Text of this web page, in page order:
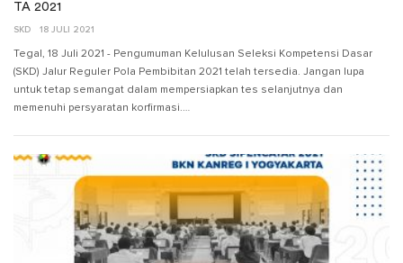
TA 2021
SKD 18 JULI 2021
Tegal, 18 Juli 2021 - Pengumuman Kelulusan Seleksi Kompetensi Dasar
(SKD) Jalur Reguler Pola Pembibitan 2021 telah tersedia. Jangan lupa
untuk tetap semangat dalam mempersiapkan tes selanjutnya dan
memenuhi persyaratan korfirmasi.…